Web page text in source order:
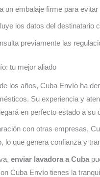
un embalaje firme para
los datos del destinatario
previamente las
tu mejor aliado
los años, Cuba Envío ha
Su experiencia y
en perfecto estado a su
con otras empresas,
lo que genera confianza y
enviar lavadora a Cuba
Cuba Envío tienes la